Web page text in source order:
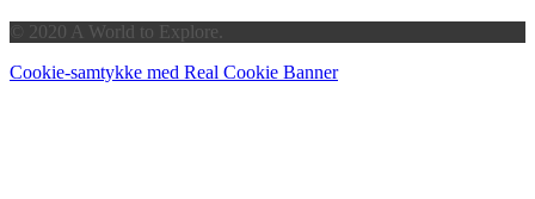
© 2020 A World to Explore.
Cookie-samtykke med Real Cookie Banner